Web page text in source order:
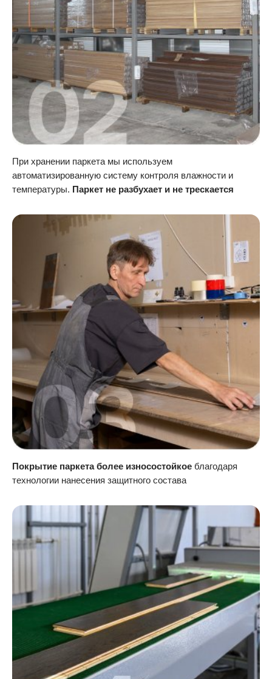
При хранении паркета мы используем
автоматизированную систему контроля влажности и
температуры. Паркет не разбухает и не трескается
Покрытие паркета более износостойкое благодаря
технологии нанесения защитного состава